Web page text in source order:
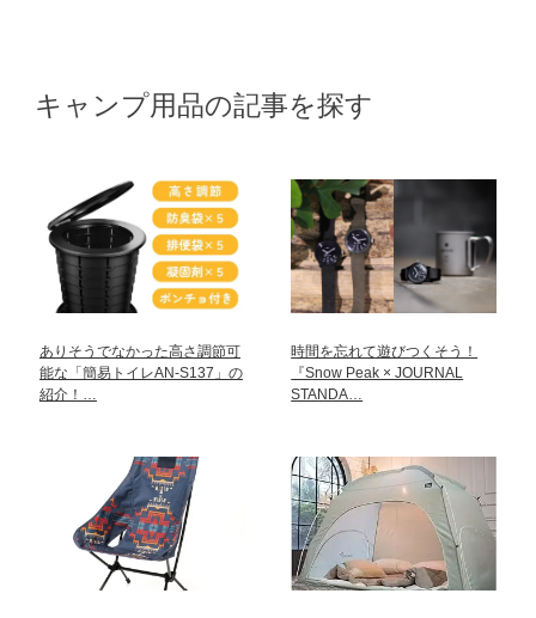
キャンプ用品の記事を探す
ありそうでなかった高さ調節可
能な「簡易トイレAN-S137」の
紹介！…
時間を忘れて遊びつくそう！
『Snow Peak × JOURNAL
STANDA…